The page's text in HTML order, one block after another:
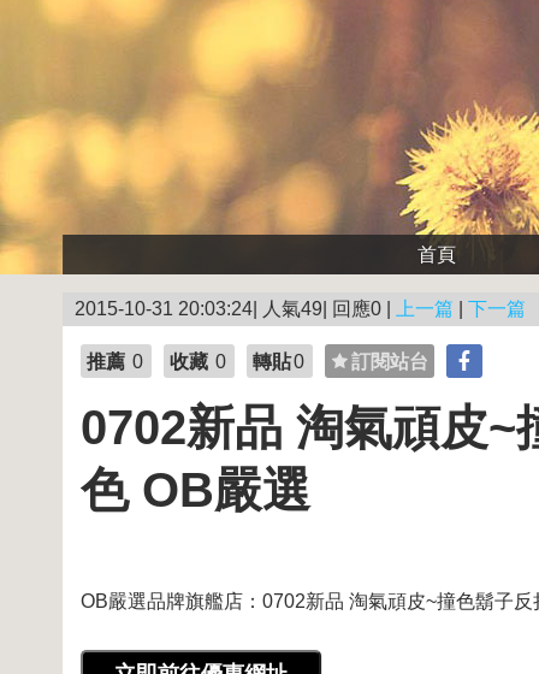
首頁
2015-10-31 20:03:24| 人氣49| 回應0 | 上一篇 下一篇
推薦 0 收藏 0 轉貼0 訂閱站台
0702新品 淘氣頑皮~
色 OB嚴選
OB嚴選品牌旗艦店：0702新品 淘氣頑皮~撞色鬍子